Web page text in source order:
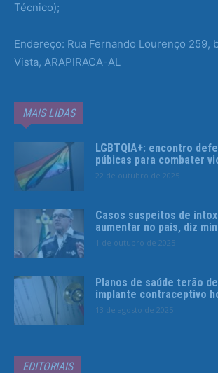
Técnico);
Endereço: Rua Fernando Lourenço 259,
Vista, ARAPIRACA-AL
MAIS LIDAS
LGBTQIA+: encontro
púbicas para combater
22 de outubro de 2025
Casos suspeitos de
aumentar no país, diz
1 de outubro de 2025
Planos de saúde terão
implante contraceptivo
13 de agosto de 2025
EDITORIAIS